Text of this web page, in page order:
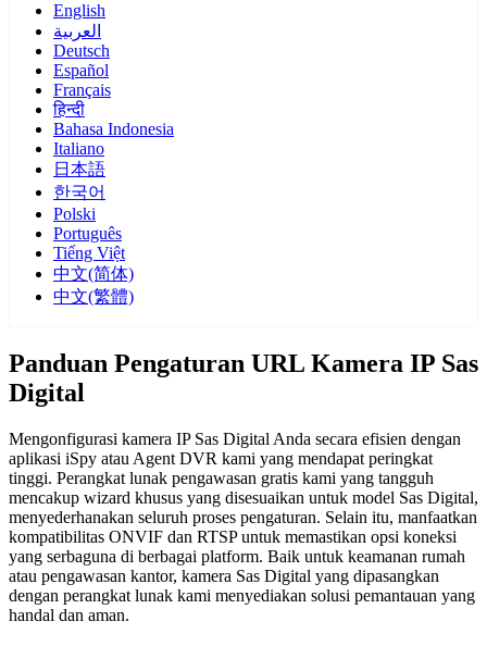
English
العربية
Deutsch
Español
Français
हिन्दी
Bahasa Indonesia
Italiano
日本語
한국어
Polski
Português
Tiếng Việt
中文(简体)
中文(繁體)
Panduan Pengaturan URL Kamera IP Sas
Digital
Mengonfigurasi kamera IP Sas Digital Anda secara efisien dengan
aplikasi iSpy atau Agent DVR kami yang mendapat peringkat
tinggi. Perangkat lunak pengawasan gratis kami yang tangguh
mencakup wizard khusus yang disesuaikan untuk model Sas Digital,
menyederhanakan seluruh proses pengaturan. Selain itu, manfaatkan
kompatibilitas ONVIF dan RTSP untuk memastikan opsi koneksi
yang serbaguna di berbagai platform. Baik untuk keamanan rumah
atau pengawasan kantor, kamera Sas Digital yang dipasangkan
dengan perangkat lunak kami menyediakan solusi pemantauan yang
handal dan aman.